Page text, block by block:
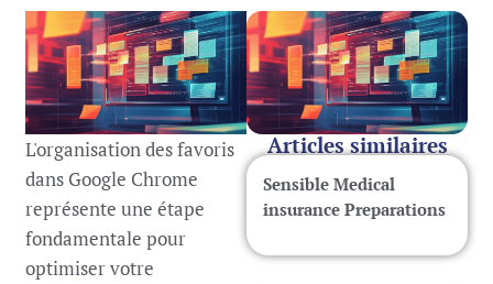
L'organisation des favoris
dans Google Chrome
représente une étape
fondamentale pour
optimiser votre
Articles similaires
Sensible Medical
insurance Preparations